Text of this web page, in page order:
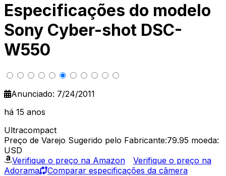
Especificações do modelo
Sony Cyber-shot DSC-
W550
Anunciado: 7/24/2011
há 15 anos
Ultracompact
Preço de Varejo Sugerido pelo Fabricante:79.95 moeda:
USD
Verifique o preço na Amazon
Verifique o preço na
Adorama
Comparar especificações da câmera